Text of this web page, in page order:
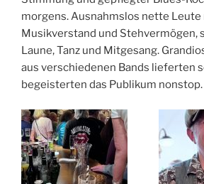
morgens. Ausnahmslos nette
Musikverstand und Stehvermögen,
Laune, Tanz und Mitgesang.
aus verschiedenen Bands lieferten
begeisterten das Publikum nonstop.